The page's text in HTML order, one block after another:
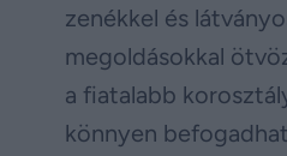
zenékkel és
megoldásokkal
a fiatalabb
könnyen